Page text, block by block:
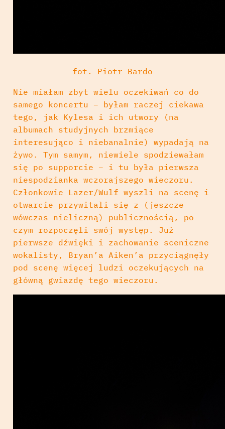
fot. Piotr Bardo
Nie miałam zbyt wielu oczekiwań co do
samego koncertu – byłam raczej ciekawa
tego, jak Kylesa i ich utwory (na
albumach studyjnych brzmiące
interesująco i niebanalnie) wypadają na
żywo. Tym samym, niewiele spodziewałam
się po supporcie – i tu była pierwsza
niespodzianka wczorajszego wieczoru.
Członkowie Lazer/Wulf wyszli na scenę i
otwarcie przywitali się z (jeszcze
wówczas nieliczną) publicznością, po
czym rozpoczęli swój występ. Już
pierwsze dźwięki i zachowanie sceniczne
wokalisty, Bryan’a Aiken’a przyciągnęły
pod scenę więcej ludzi oczekujących na
główną gwiazdę tego wieczoru.